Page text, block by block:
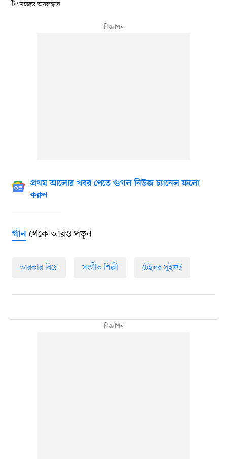
টিএমজেড অবলম্বনে
প্রথম আলোর খবর পেতে গুগল নিউজ চ্যানেল ফলো
করুন
গানথেকে আরও পড়ুন
তারকার বিয়ে সংগীত শিল্পী টেইলর সুইফট